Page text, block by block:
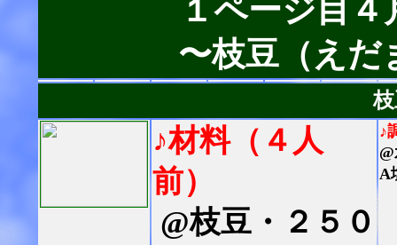
１ページ目
〜枝豆（えだ
♪材料（４人
前）
@枝豆・２５０
♪
A